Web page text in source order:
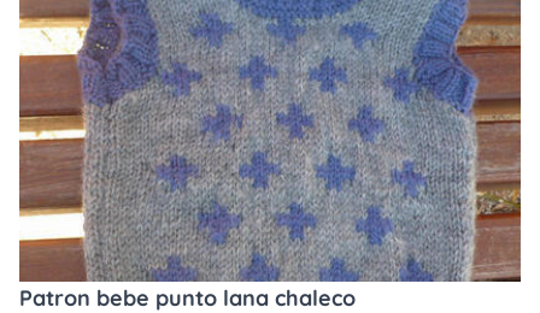
Patron bebe punto lana chaleco